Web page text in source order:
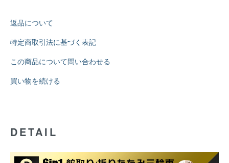
返品について
特定商取引法に基づく表記
この商品について問い合わせる
買い物を続ける
DETAIL